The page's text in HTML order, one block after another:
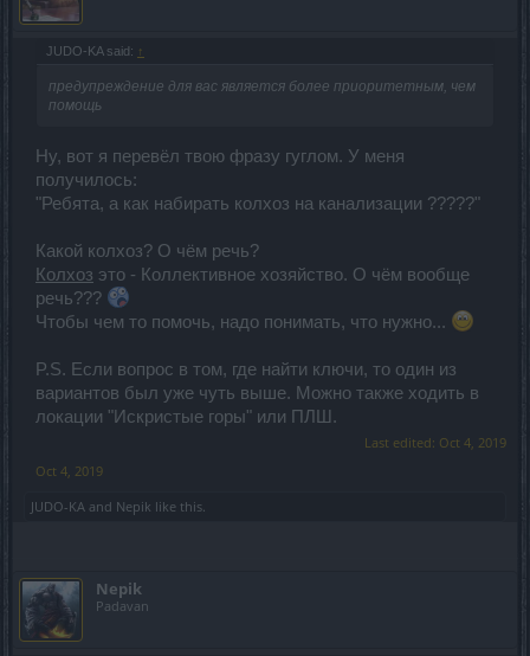
JUDO-KA said: ↑
предупреждение для вас является более приоритетным, чем
помощь
Ну, вот я перевёл твою фразу гуглом. У меня
получилось:
"Ребята, а как набирать колхоз на канализации ?????"
Какой колхоз? О чём речь?
Колхоз это - Коллективное хозяйство. О чём вообще
речь???
Чтобы чем то помочь, надо понимать, что нужно...
P.S. Если вопрос в том, где найти ключи, то один из
вариантов был уже чуть выше. Можно также ходить в
локации "Искристые горы" или ПЛШ.
Last edited: Oct 4, 2019
Oct 4, 2019
JUDO-KA and Nepik like this.
Nepik
Padavan